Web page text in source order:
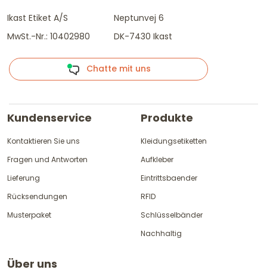
Ikast Etiket A/S
MwSt.-Nr.: 10402980
Neptunvej 6
DK-7430 Ikast
Chatte mit uns
Kundenservice
Kontaktieren Sie uns
Fragen und Antworten
Lieferung
Rücksendungen
Musterpaket
Produkte
Kleidungsetiketten
Aufkleber
Eintrittsbaender
RFID
Schlüsselbänder
Nachhaltig
Über uns